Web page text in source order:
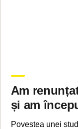
Am
și am
De ce?
Povestea unei